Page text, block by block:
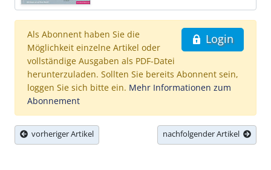
Login
Als Abonnent haben Sie die
Möglichkeit einzelne Artikel oder
vollständige Ausgaben als PDF-Datei
herunterzuladen. Sollten Sie bereits Abonnent sein,
loggen Sie sich bitte ein. Mehr Informationen zum
Abonnement
vorheriger Artikel nachfolgender Artikel